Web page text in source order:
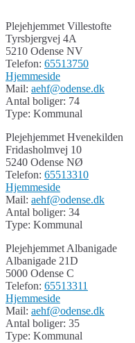
Plejehjemmet Villestofte
Tyrsbjergvej 4A
5210 Odense NV
Telefon: 65513750
Hjemmeside
Mail: aehf@odense.dk
Antal boliger: 74
Type: Kommunal
Plejehjemmet Hvenekilden
Fridasholmvej 10
5240 Odense NØ
Telefon: 65513310
Hjemmeside
Mail: aehf@odense.dk
Antal boliger: 34
Type: Kommunal
Plejehjemmet Albanigade
Albanigade 21D
5000 Odense C
Telefon: 65513311
Hjemmeside
Mail: aehf@odense.dk
Antal boliger: 35
Type: Kommunal